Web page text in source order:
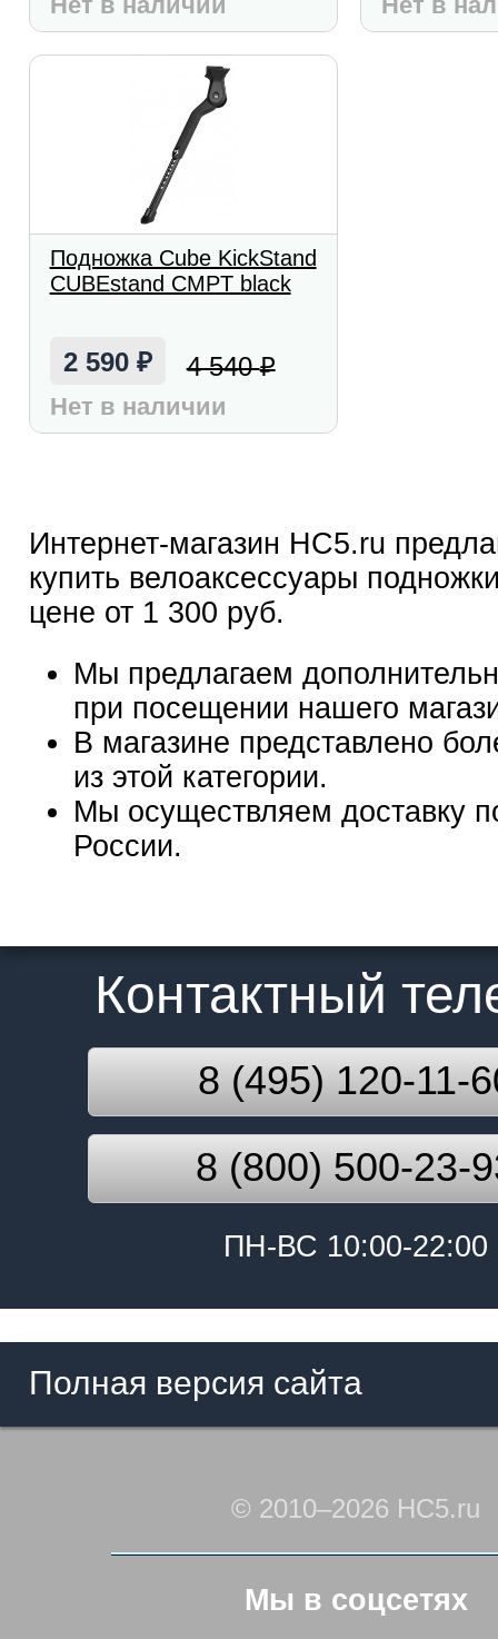
Подножка Cube KickStand
CUBEstand CMPT black
2 590 ₽ 4 540₽
Нет в наличии
Интернет-магазин HC5.ru
купить велоаксессуары
цене от 1 300 руб.
Мы предлагаем
при посещении нашего
В магазине представлено
из этой категории.
Мы осуществляем доставку
России.
Контактный
8 (495) 120-11-
8 (800) 500-23-
ПН-ВС 10:00-22:00
Полная версия сайта
© 2010–2026 HC5.ru
Мы в соцсетях